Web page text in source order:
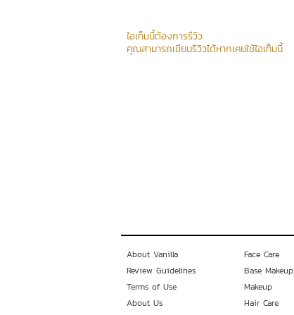
ไอเท็มนี้ต้องการรีวิว
คุณสามารถเขียนรีวิวได้หากเคยใช้ไอเท็มนี้
About Vanilla
Review Guidelines
Terms of Use
About Us
Face Care
Base Makeup
Makeup
Hair Care